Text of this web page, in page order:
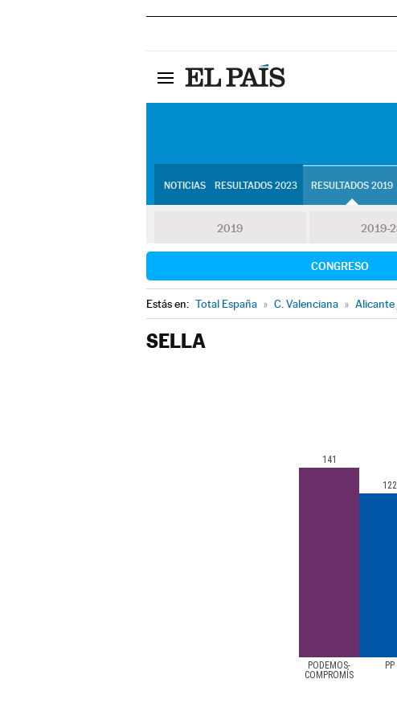
NOTICIAS RESULTADOS 2023 RESULTADOS 2019
2019 2019-
CONGRESO
Estás en: Total España » C. Valenciana »
SELLA
PODEMOS-
COMPROMÍS
PP
141
122